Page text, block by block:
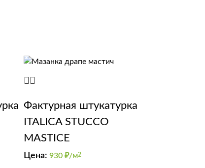
Фактурная штукатурка
ITALICA STUCCO
MASTICE
Цена: 930 ₽/м2